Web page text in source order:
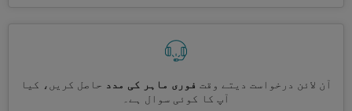
آن لائن درخواست دیتے وقت فوری ماہر کی مدد حاصل کریں، کیا
آپ کا کوئی سوال ہے۔